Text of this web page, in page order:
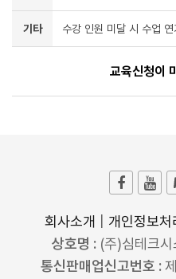
기타 수강 인원 미달 시 수업
교육신청이
회사소개 개인정보처
상호명 : (주)심테크
통신판매업신고번호 :